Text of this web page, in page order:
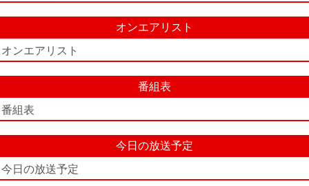
オンエアリスト
オンエアリスト
番組表
番組表
今日の放送予定
今日の放送予定